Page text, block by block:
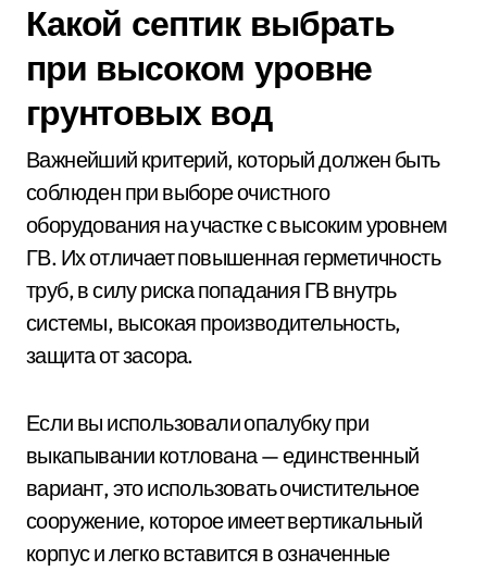
Какой септик выбрать
при высоком уровне
грунтовых вод
Важнейший критерий, который должен быть
соблюден при выборе очистного
оборудования на участке с высоким уровнем
ГВ. Их отличает повышенная герметичность
труб, в силу риска попадания ГВ внутрь
системы, высокая производительность,
защита от засора.
Если вы использовали опалубку при
выкапывании котлована — единственный
вариант, это использовать очистительное
сооружение, которое имеет вертикальный
корпус и легко вставится в означенные